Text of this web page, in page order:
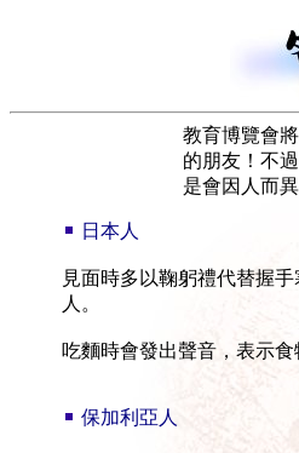
教育博覽會
的朋友！不
是會因人而異
日本人
見面時多以鞠躬禮代替握
人。
吃麵時會發出聲音，表示食
保加利亞人